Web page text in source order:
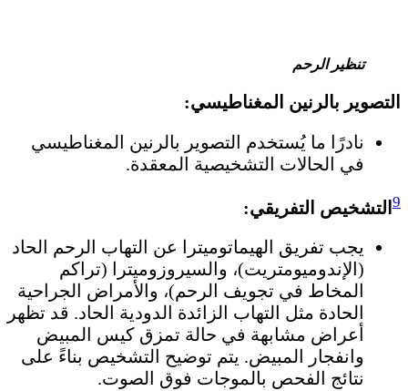
تنظير الرحم
التصوير بالرنين المغناطيسي:
نادرًا ما يُستخدم التصوير بالرنين المغناطيسي
في الحالات التشخيصية المعقدة.
9 التشخيص التفريقي:
يجب تفريق الهيماتوميترا عن التهاب الرحم الحاد
(الإندوميومتريت)، والسيروزوميترا (تراكم
المخاط في تجويف الرحم)، والأمراض الجراحية
الحادة مثل التهاب الزائدة الدودية الحاد. قد تظهر
أعراض مشابهة في حالة تمزق كيس المبيض
وانفجار المبيض. يتم توضيح التشخيص بناءً على
نتائج الفحص بالموجات فوق الصوت.